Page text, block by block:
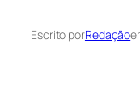
Escrito porRedação